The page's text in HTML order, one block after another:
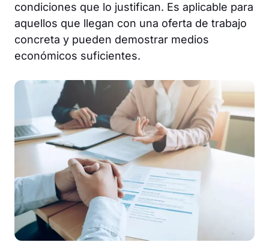
condiciones que lo justifican. Es aplicable para
aquellos que llegan con una oferta de trabajo
concreta y pueden demostrar medios
económicos suficientes.